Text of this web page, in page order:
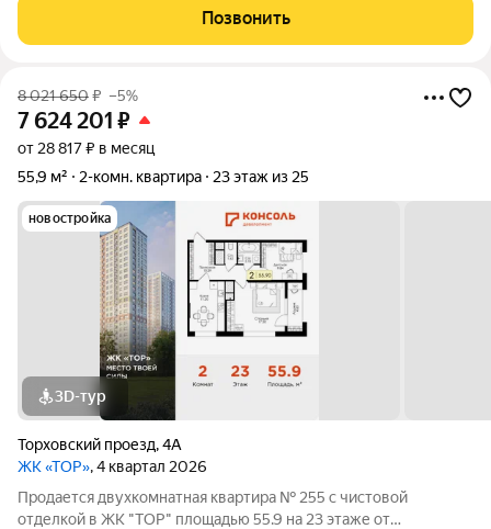
присвоен повышенный уровень комфортности комфорт плюс.
Он подразумевает светлые просторные
Позвонить
8 021 650₽ –5%
7 624 201 ₽
от 28 817 ₽ в месяц
55,9 м²
2-комн. квартира 23 этаж из 25
новостройка
3D-тур
Торховский проезд,4А
ЖК «ТОР», 4 квартал 2026
Продается двухкомнатная квартира № 255 с чистовой
отделкой в ЖК "ТОР" площадью 55.9 на 23 этаже от